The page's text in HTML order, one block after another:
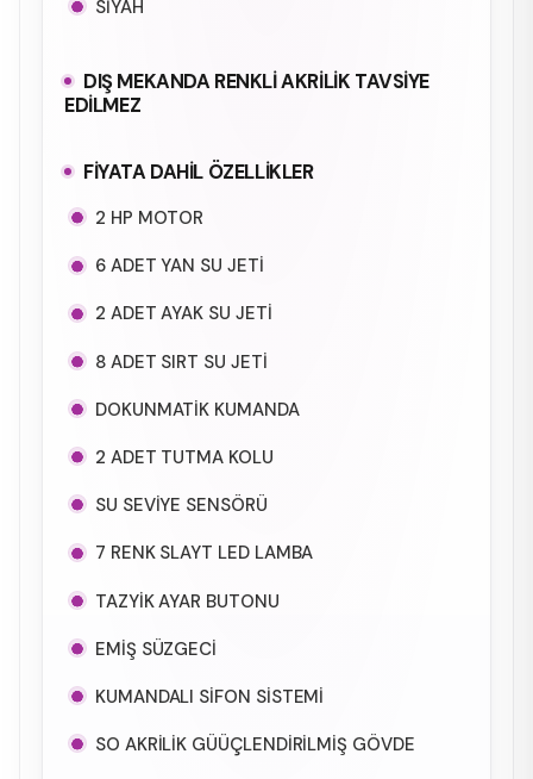
SİYAH
DIŞ MEKANDA RENKLİ AKRİLİK TAVSİYE
EDİLMEZ
FİYATA DAHİL ÖZELLİKLER
2 HP MOTOR
6 ADET YAN SU JETİ
2 ADET AYAK SU JETİ
8 ADET SIRT SU JETİ
DOKUNMATİK KUMANDA
2 ADET TUTMA KOLU
SU SEVİYE SENSÖRÜ
7 RENK SLAYT LED LAMBA
TAZYİK AYAR BUTONU
EMİŞ SÜZGECİ
KUMANDALI SİFON SİSTEMİ
SO AKRİLİK GÜÜÇLENDİRİLMİŞ GÖVDE